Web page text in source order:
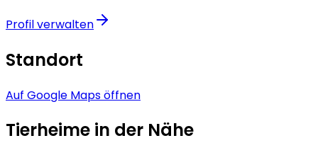
Profil verwalten
Standort
Auf Google Maps öffnen
Tierheime in der Nähe